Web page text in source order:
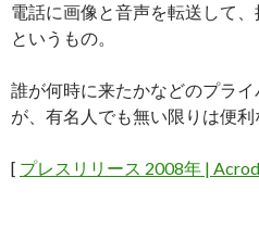
電話に画像と音声を転送して
というもの。
誰が何時に来たかなどのプラ
が、有名人でも無い限りは便利
[ プレスリリース 2008年 |